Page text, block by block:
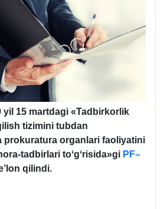
yil 15 martdagi «Tadbirkorlik
tizimini tubdan
prokuratura organlari faoliyatini
tadbirlari toʻgʻrisida»gi PF–
qilindi.